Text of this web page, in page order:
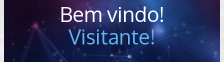
Bem vindo!
Visitante!